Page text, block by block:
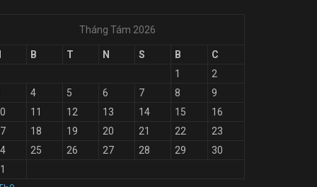
Tháng Tám 2026
B T N S B
C
1
2
4 5 6 7 8
9
11 12 13 14 15
16
18 19 20 21 22
23
25 26 27 28 29
30